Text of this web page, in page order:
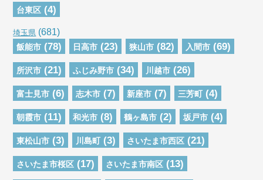
台東区 (4)
埼玉県 (681)
飯能市 (78) 日高市 (23) 狭山市 (82) 入間市 (69)
所沢市 (21) ふじみ野市 (34) 川越市 (26)
富士見市 (6) 志木市 (7) 新座市 (7) 三芳町 (4)
朝霞市 (11) 和光市 (8) 鶴ヶ島市 (2) 坂戸市 (4)
東松山市 (3) 川島町 (3) さいたま市西区 (21)
さいたま市桜区 (17) さいたま市南区 (13)